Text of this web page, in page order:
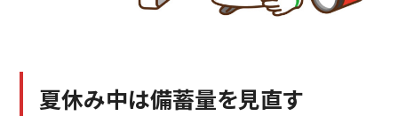
夏休み中は備蓄量を見直す